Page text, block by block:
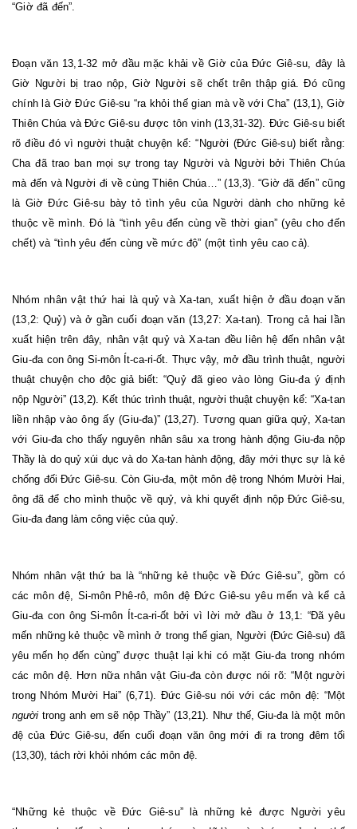
“Giờ đã đến”.
Đoạn văn 13,1-32 mở đầu mặc khải về Giờ của Đức Giê-su, đây là
Giờ Người bị trao nộp, Giờ Người sẽ chết trên thập giá. Đó cũng
chính là Giờ Đức Giê-su “ra khỏi thế gian mà về với Cha” (13,1), Giờ
Thiên Chúa và Đức Giê-su được tôn vinh (13,31-32). Đức Giê-su biết
rõ điều đó vì người thuật chuyện kể: “Người (Đức Giê-su) biết rằng:
Cha đã trao ban mọi sự trong tay Người và Người bởi Thiên Chúa
mà đến và Người đi về cùng Thiên Chúa…” (13,3). “Giờ đã đến” cũng
là Giờ Đức Giê-su bày tỏ tình yêu của Người dành cho những kẻ
thuộc về mình. Đó là “tình yêu đến cùng về thời gian” (yêu cho đến
chết) và “tình yêu đến cùng về mức độ” (một tình yêu cao cả).
Nhóm nhân vật thứ hai là quỷ và Xa-tan, xuất hiện ở đầu đoạn văn
(13,2: Quỷ) và ở gần cuối đoạn văn (13,27: Xa-tan). Trong cả hai lần
xuất hiện trên đây, nhân vật quỷ và Xa-tan đều liên hệ đến nhân vật
Giu-đa con ông Si-môn Ít-ca-ri-ốt. Thực vậy, mở đầu trình thuật, người
thuật chuyện cho độc giả biết: “Quỷ đã gieo vào lòng Giu-đa ý định
nộp Người” (13,2). Kết thúc trình thuật, người thuật chuyện kể: “Xa-tan
liền nhập vào ông ấy (Giu-đa)” (13,27). Tương quan giữa quỷ, Xa-tan
với Giu-đa cho thấy nguyên nhân sâu xa trong hành động Giu-đa nộp
Thầy là do quỷ xúi dục và do Xa-tan hành động, đây mới thực sự là kẻ
chống đối Đức Giê-su. Còn Giu-đa, một môn đệ trong Nhóm Mười Hai,
ông đã để cho mình thuộc về quỷ, và khi quyết định nộp Đức Giê-su,
Giu-đa đang làm công việc của quỷ.
Nhóm nhân vật thứ ba là “những kẻ thuộc về Đức Giê-su”, gồm có
các môn đệ, Si-môn Phê-rô, môn đệ Đức Giê-su yêu mến và kể cả
Giu-đacon ông Si-môn Ít-ca-ri-ốtbởi vì lời mở đầu ở 13,1: “Đã yêu
mến những kẻ thuộc về mình ở trong thế gian, Người (Đức Giê-su) đã
yêu mến họ đến cùng” được thuật lại khi có mặt Giu-đa trong nhóm
các môn đệ. Hơn nữa nhân vật Giu-đa còn được nói rõ: “Một người
trong Nhóm Mười Hai” (6,71). Đức Giê-su nói với các môn đệ: “Một
người trong anh em sẽ nộp Thầy” (13,21). Như thế, Giu-đa là một môn
đệ của Đức Giê-su, đến cuối đoạn văn ông mới đi ra trong đêm tối
(13,30), tách rời khỏi nhóm các môn đệ.
“Những kẻ thuộc về Đức Giê-su” là những kẻ được Người yêu